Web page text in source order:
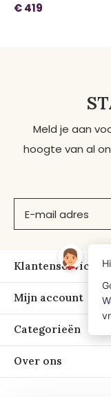
€ 419
Meld je aan
hoogte van al
Klantenservice
Mijn account
Categorieën
Over ons